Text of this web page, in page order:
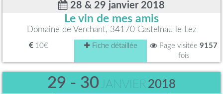
28 & 29 janvier 2018
Le vin de mes amis
Domaine de Verchant, 34170 Castelnau le Lez
10€ Fiche détaillée Page visitée 9157
fois
29 - 30JANVIER2018